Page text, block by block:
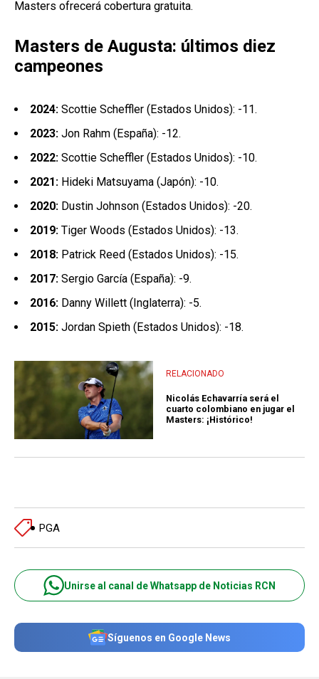
Masters ofrecerá cobertura gratuita.
Masters de Augusta: últimos diez
campeones
2024: Scottie Scheffler (Estados Unidos): -11.
2023: Jon Rahm (España): -12.
2022: Scottie Scheffler (Estados Unidos): -10.
2021: Hideki Matsuyama (Japón): -10.
2020: Dustin Johnson (Estados Unidos): -20.
2019: Tiger Woods (Estados Unidos): -13.
2018: Patrick Reed (Estados Unidos): -15.
2017: Sergio García (España): -9.
2016: Danny Willett (Inglaterra): -5.
2015: Jordan Spieth (Estados Unidos): -18.
RELACIONADO
Nicolás Echavarría será el
cuarto colombiano en jugar el
Masters: ¡Histórico!
PGA
Unirse al canal de Whatsapp de Noticias RCN
Síguenos en Google News